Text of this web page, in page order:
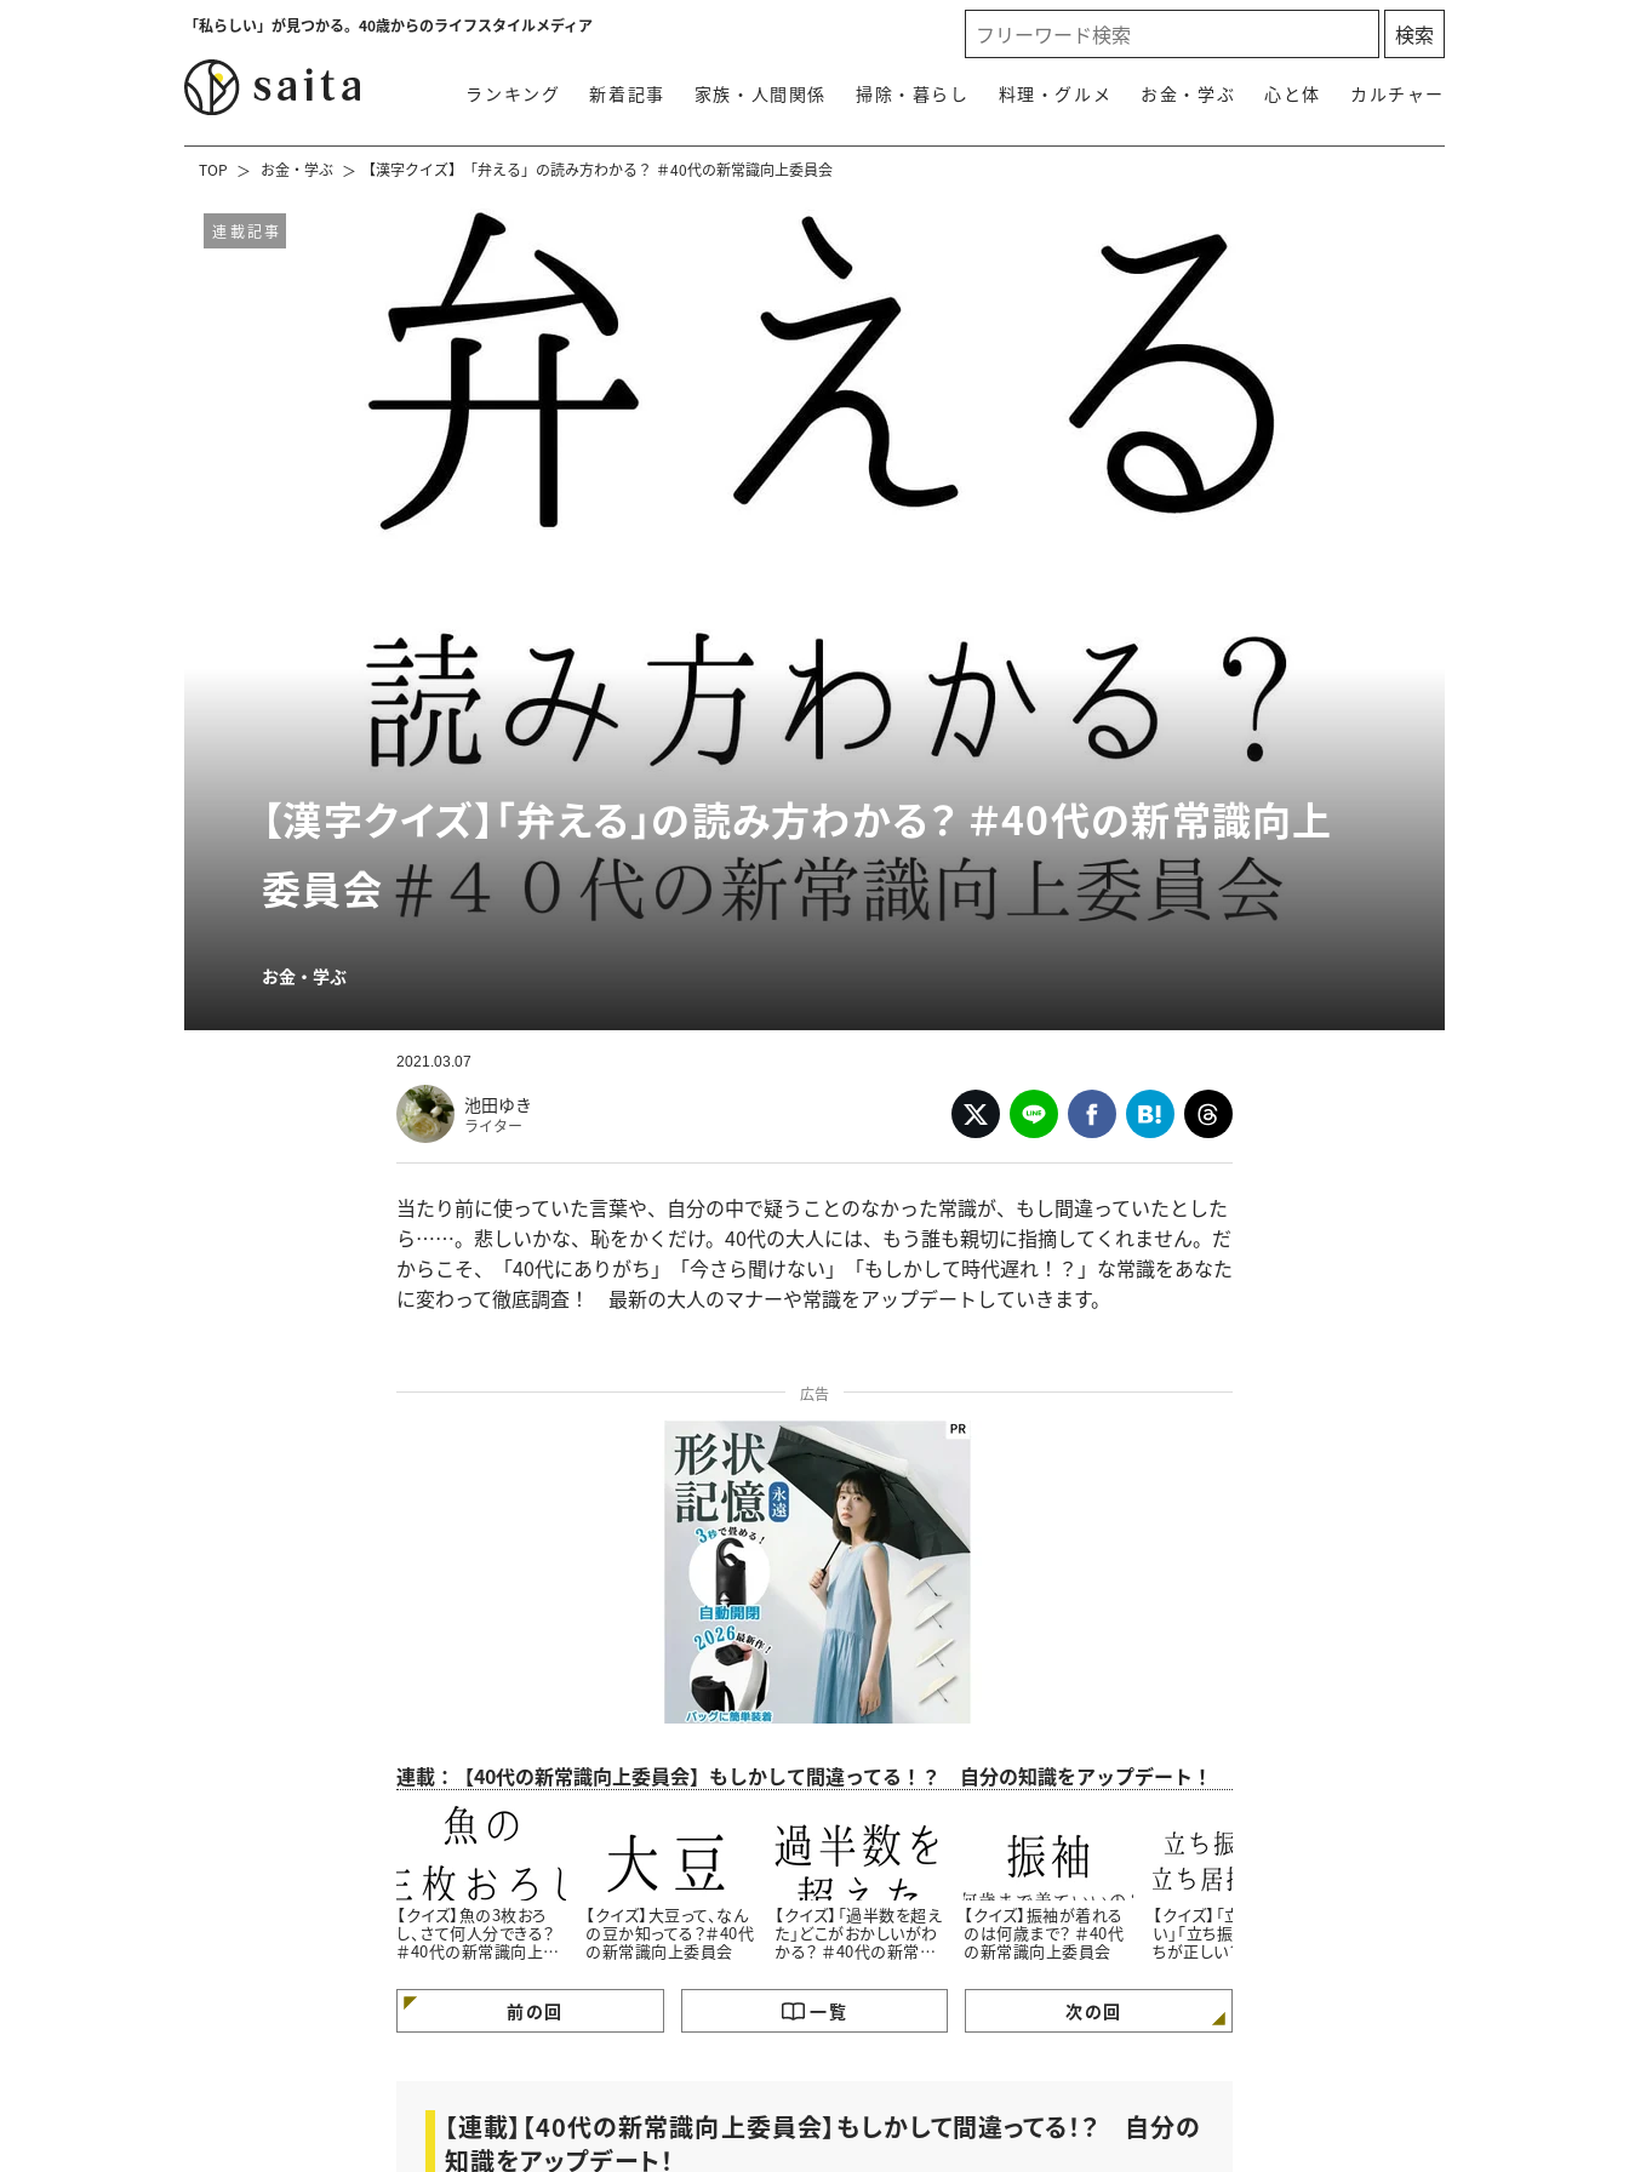
「私らしい」が見つかる。40歳からのライフスタイルメディア
ランキング 新着記事 家族・人間関係 掃除・暮らし 料理・グルメ お金・学ぶ 心と体 カルチャー
TOP お金・学ぶ 【漢字クイズ】「弁える」の読み方わかる？ ＃40代の新常識向上委員会
連載記事
【漢字クイズ】「弁える」の読み方わかる？ ＃40代の新常識向上
委員会
お金・学ぶ
2021.03.07
池田ゆき
ライター
当たり前に使っていた言葉や、自分の中で疑うことのなかった常識が、もし間違っていたとした
ら……。悲しいかな、恥をかくだけ。40代の大人には、もう誰も親切に指摘してくれません。だ
からこそ、「40代にありがち」「今さら聞けない」「もしかして時代遅れ！？」な常識をあなた
に変わって徹底調査！ 最新の大人のマナーや常識をアップデートしていきます。
広告
連載：【40代の新常識向上委員会】もしかして間違ってる！？ 自分の知識をアップデート！
【クイズ】魚の3枚おろ
し、さて何人分できる？
＃40代の新常識向上委
【クイズ】大豆って、なん
の豆か知ってる？＃40代
の新常識向上委員会
【クイズ】「過半数を超え
た」どこがおかしいがわ
かる？ ＃40代の新常識
【クイズ】振袖が着れる
のは何歳まで？ ＃40代
の新常識向上委員会
【クイズ】「立ち居振る舞
い」「立ち振る舞い」どっ
ちが正しい？＃40代の新
前の回 一覧 次の回
【連載】【40代の新常識向上委員会】もしかして間違ってる！？ 自分の
知識をアップデート！